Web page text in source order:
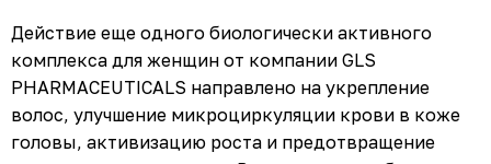
Действие еще одного биологически активного
комплекса для женщин от компании GLS
PHARMACEUTICALS направлено на укрепление
волос, улучшение микроциркуляции крови в коже
головы, активизацию роста и предотвращение